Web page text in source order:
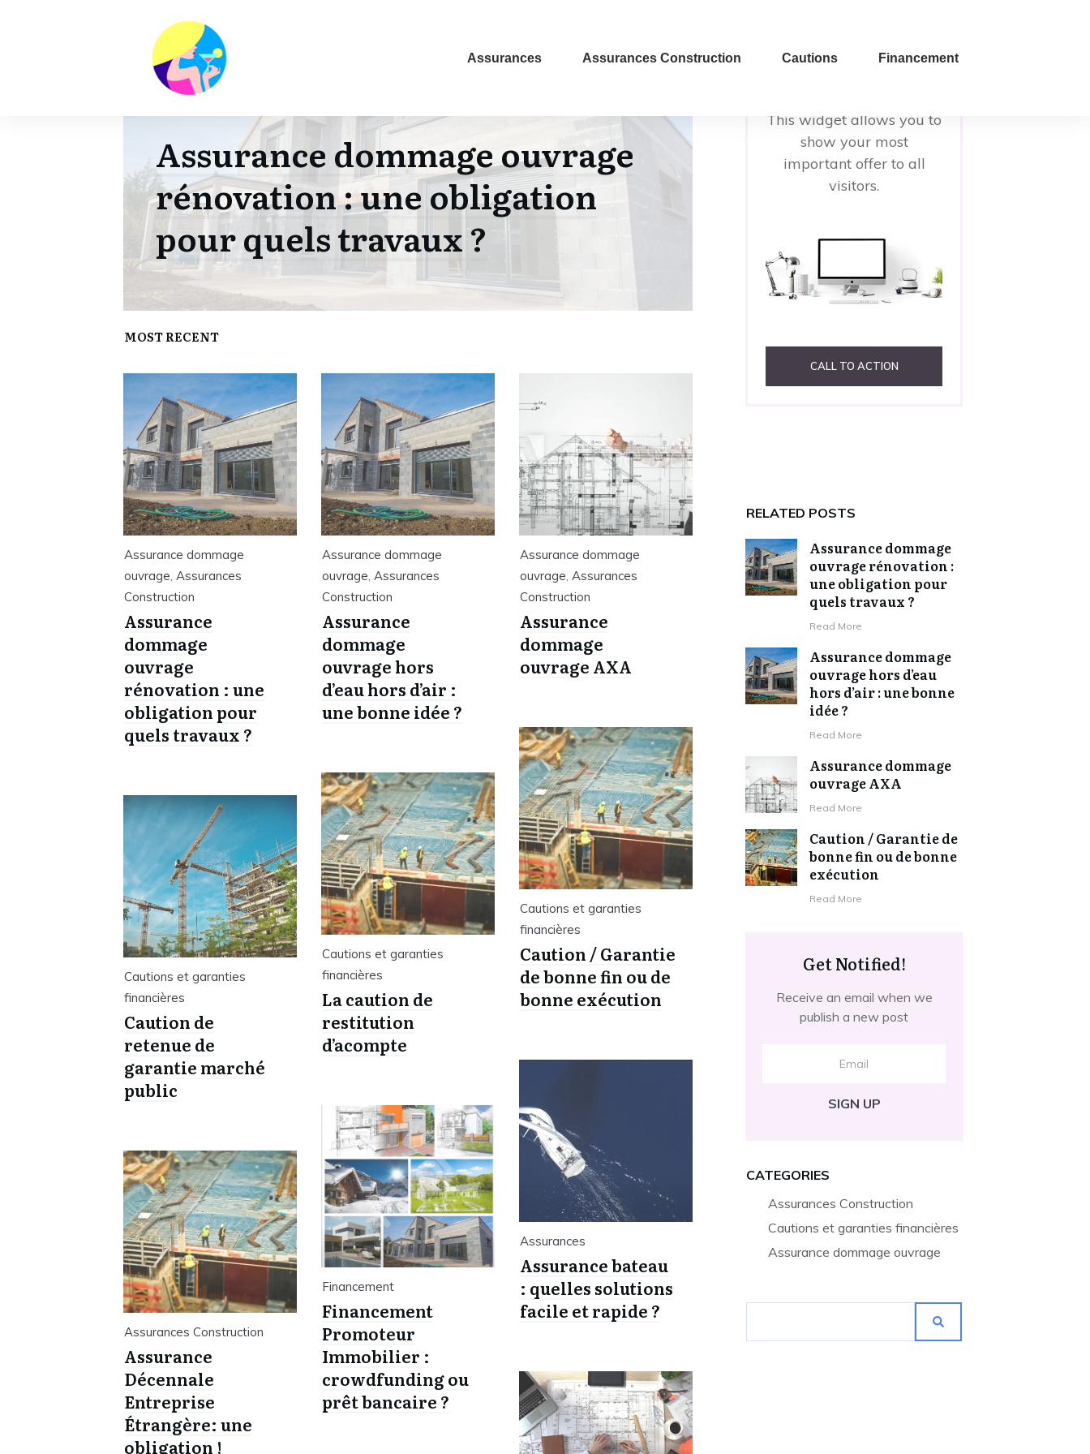
Assurances Assurances Construction Cautions Financement
Promote Your Most
This widget allows you to
show your most
important offer to all
visitors.
CALL TO ACTION
RELATED POSTS
Assurance dommage
ouvrage rénovation :
une obligation pour
quels travaux ?
​Read More
Assurance dommage
ouvrage hors d’eau
hors d’air : une bonne
idée ?
​Read More
Assurance dommage
ouvrage AXA
​Read More
Caution / Garantie de
bonne fin ou de bonne
exécution
​Read More
Get Notified!
Receive an email when we
publish a new post
SIGN UP
CATEGORIES
Assurances Construction
Cautions et garanties financières
Assurance dommage ouvrage
HIGHLIGHT
Assurance dommage ouvrage
rénovation : une obligation
pour quels travaux ?
MOST RECENT
Assurance dommage
ouvrage, Assurances
Construction
Assurance
dommage
ouvrage
rénovation : une
obligation pour
quels travaux ?
Assurance dommage
ouvrage, Assurances
Construction
Assurance
dommage
ouvrage hors
d’eau hors d’air :
une bonne idée ?
Assurance dommage
ouvrage, Assurances
Construction
Assurance
dommage
ouvrage AXA
Cautions et garanties
financières
Caution / Garantie
de bonne fin ou de
bonne exécution
Cautions et garanties
financières
La caution de
restitution
d’acompte
Cautions et garanties
financières
Caution de
retenue de
garantie marché
public
Assurances
Assurance bateau
: quelles solutions
facile et rapide ?
Financement
Financement
Promoteur
Immobilier :
crowdfunding ou
prêt bancaire ?
Assurances Construction
Assurance
Décennale
Entreprise
Étrangère: une
obligation !